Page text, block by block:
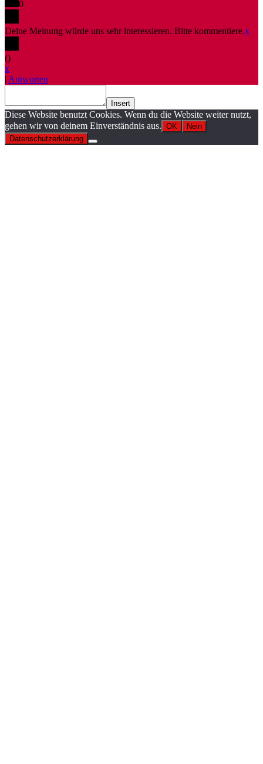
0
Deine Meinung würde uns sehr interessieren. Bitte kommentiere.x
()
x
| Antworten
Insert
Diese Website benutzt Cookies. Wenn du die Website weiter nutzt,
gehen wir von deinem Einverständnis aus. OK
Nein
Datenschutzerklärung